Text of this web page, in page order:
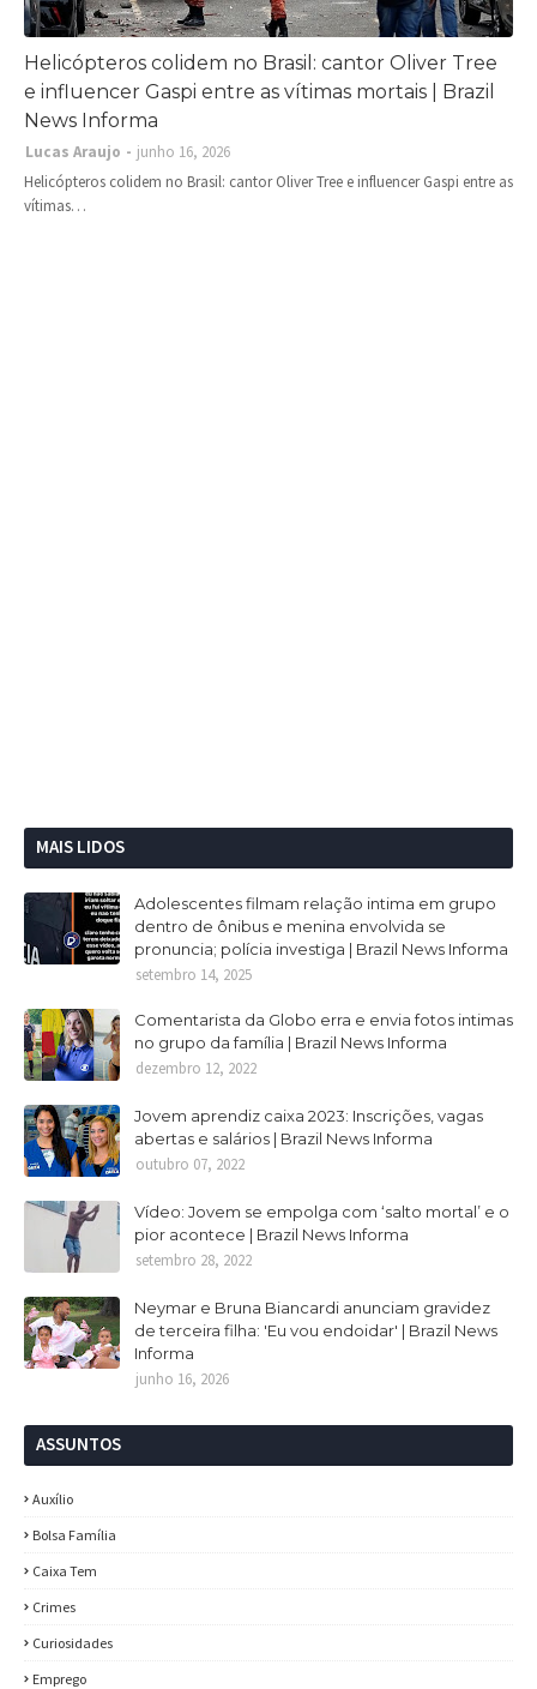
Helicópteros colidem no Brasil: cantor Oliver Tree
e influencer Gaspi entre as vítimas mortais | Brazil
News Informa
Lucas Araujo
junho 16, 2026
Helicópteros colidem no Brasil: cantor Oliver Tree e influencer Gaspi entre as
vítimas…
MAIS LIDOS
Adolescentes filmam relação intima em grupo
dentro de ônibus e menina envolvida se
pronuncia; polícia investiga | Brazil News Informa
setembro 14, 2025
Comentarista da Globo erra e envia fotos intimas
no grupo da família | Brazil News Informa
dezembro 12, 2022
Jovem aprendiz caixa 2023: Inscrições, vagas
abertas e salários | Brazil News Informa
outubro 07, 2022
Vídeo: Jovem se empolga com ‘salto mortal’ e o
pior acontece | Brazil News Informa
setembro 28, 2022
Neymar e Bruna Biancardi anunciam gravidez
de terceira filha: 'Eu vou endoidar' | Brazil News
Informa
junho 16, 2026
ASSUNTOS
Auxílio
Bolsa Família
Caixa Tem
Crimes
Curiosidades
Emprego